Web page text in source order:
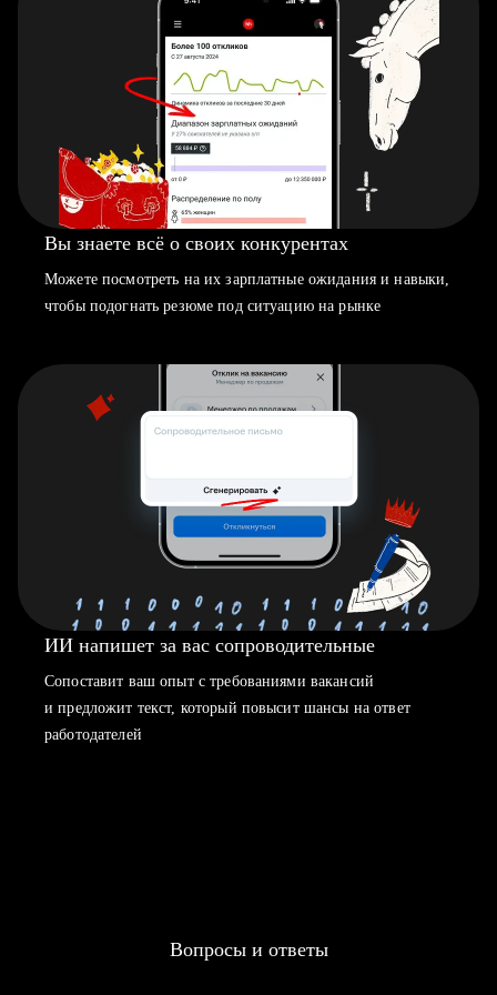
Вы знаете всё о своих конкурентах
Можете посмотреть на их зарплатные ожидания и навыки,
чтобы подогнать резюме под ситуацию на рынке
ИИ напишет за вас сопроводительные
Сопоставит ваш опыт с требованиями вакансий
и предложит текст, который повысит шансы на ответ
работодателей
Вопросы и ответы